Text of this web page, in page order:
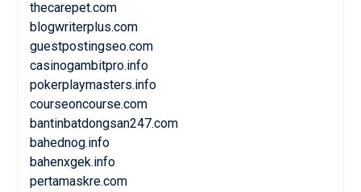
thecarepet.com
blogwriterplus.com
guestpostingseo.com
casinogambitpro.info
pokerplaymasters.info
courseoncourse.com
bantinbatdongsan247.com
bahednog.info
bahenxgek.info
pertamaskre.com